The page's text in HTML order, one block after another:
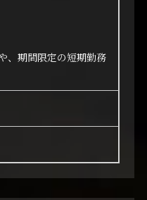
、期間限定の短期勤務